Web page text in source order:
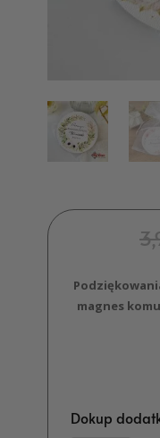
magnes
Dokup